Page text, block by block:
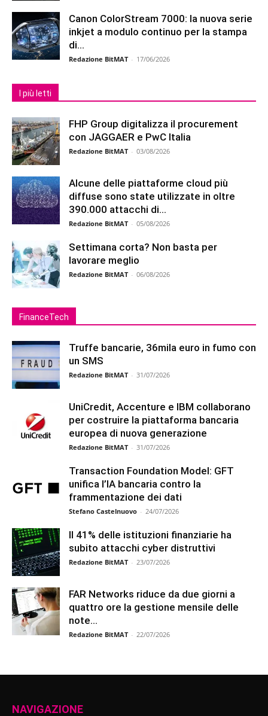
Canon ColorStream 7000: la nuova serie
inkjet a modulo continuo per la stampa
di...
Redazione BitMAT - 17/06/2026
I più letti
FHP Group digitalizza il procurement
con JAGGAER e PwC Italia
Redazione BitMAT - 03/08/2026
Alcune delle piattaforme cloud più
diffuse sono state utilizzate in oltre
390.000 attacchi di...
Redazione BitMAT - 05/08/2026
Settimana corta? Non basta per
lavorare meglio
Redazione BitMAT - 06/08/2026
FinanceTech
Truffe bancarie, 36mila euro in fumo con
un SMS
Redazione BitMAT - 31/07/2026
UniCredit, Accenture e IBM collaborano
per costruire la piattaforma bancaria
europea di nuova generazione
Redazione BitMAT - 31/07/2026
Transaction Foundation Model: GFT
unifica l’IA bancaria contro la
frammentazione dei dati
Stefano Castelnuovo - 24/07/2026
Il 41% delle istituzioni finanziarie ha
subito attacchi cyber distruttivi
Redazione BitMAT - 23/07/2026
FAR Networks riduce da due giorni a
quattro ore la gestione mensile delle
note...
Redazione BitMAT - 22/07/2026
NAVIGAZIONE